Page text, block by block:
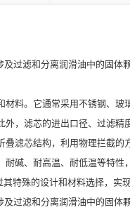
及过滤和分离润滑油中的固体
料。它通常采用不锈钢、
，滤芯的进出口径、过滤
滤芯结构，利用物理拦截
碱、耐高温、耐低温等特性
特殊的设计和材料选择，
及过滤和分离润滑油中的固体